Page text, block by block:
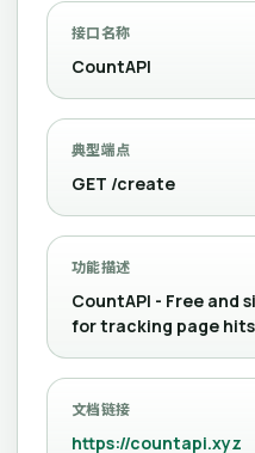
接口名称
CountAPI
典型端点
GET /create
功能描述
CountAPI - Free and
for tracking page
文档链接
https://countapi.xyz